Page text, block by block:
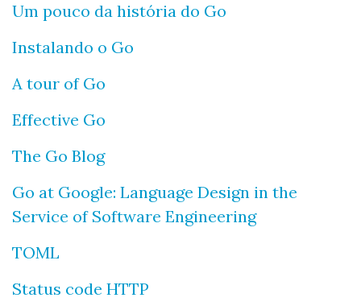
Um pouco da história do Go
Instalando o Go
A tour of Go
Effective Go
The Go Blog
Go at Google: Language Design in the
Service of Software Engineering
TOML
Status code HTTP